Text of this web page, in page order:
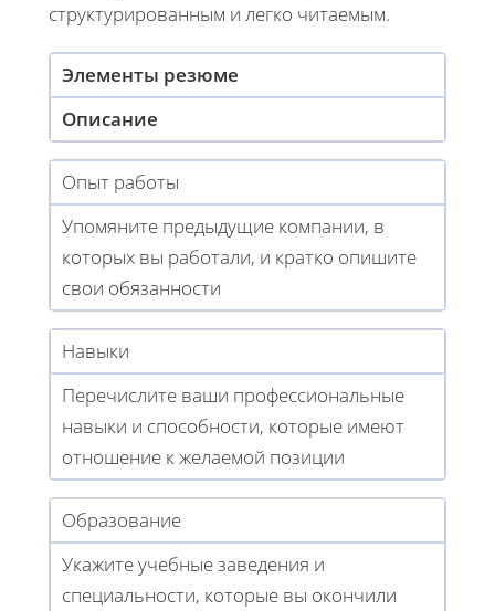
структурированным и легко читаемым.
Элементы резюме
Описание
Опыт работы
Упомяните предыдущие компании, в
которых вы работали, и кратко опишите
свои обязанности
Навыки
Перечислите ваши профессиональные
навыки и способности, которые имеют
отношение к желаемой позиции
Образование
Укажите учебные заведения и
специальности, которые вы окончили